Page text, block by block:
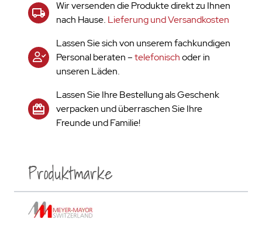
Wir versenden die Produkte direkt zu Ihnen
nach Hause. Lieferung und Versandkosten
Lassen Sie sich von unserem fachkundigen
Personal beraten –telefonischoder in
unseren Läden.
Lassen Sie Ihre Bestellung als Geschenk
verpacken und überraschen Sie Ihre
Freunde und Familie!
Produktmarke